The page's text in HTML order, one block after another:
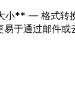
小** — 格式转
于通过邮件或